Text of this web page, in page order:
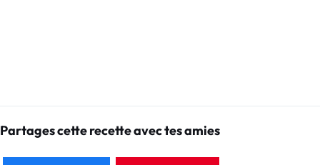
Partages cette recette avec tes amies